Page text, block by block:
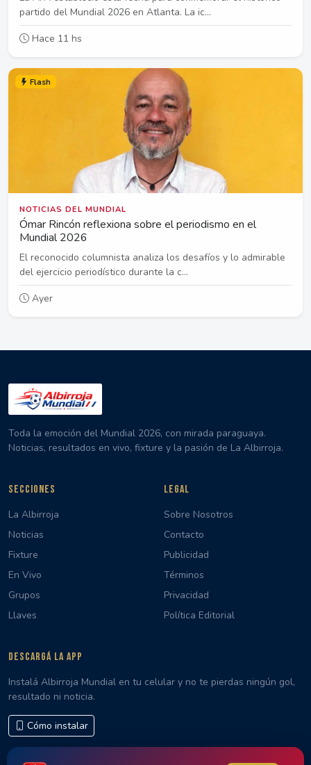
partido del Mundial 2026 en Atlanta. La ic...
Hace 11 hs
Flash
NOTICIAS DEL MUNDIAL
Ómar Rincón reflexiona sobre el periodismo en el
Mundial 2026
El reconocido columnista analiza los desafíos y lo admirable
del ejercicio periodístico durante la c...
Ayer
Toda la emoción del Mundial 2026, con mirada paraguaya.
Noticias, resultados en vivo, fixture y la pasión de La Albirroja.
SECCIONES
La Albirroja
Noticias
Fixture
En Vivo
Grupos
Llaves
LEGAL
Sobre Nosotros
Contacto
Publicidad
Términos
Privacidad
Política Editorial
DESCARGÁ LA APP
Instalá Albirroja Mundial en tu celular y no te pierdas ningún gol,
resultado ni noticia.
Cómo instalar